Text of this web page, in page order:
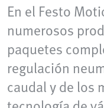
En el Festo
numerosos
paquetes
regulación
caudal y de los